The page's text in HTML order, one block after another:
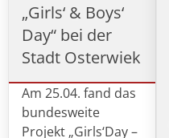
„Girls‘ & Boys‘
Day“ bei der
Stadt Osterwiek
Am 25.04. fand das
bundesweite
Projekt „Girls‘Day –